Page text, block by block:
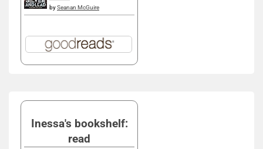
bySeanan McGuire
Inessa's bookshelf:
read